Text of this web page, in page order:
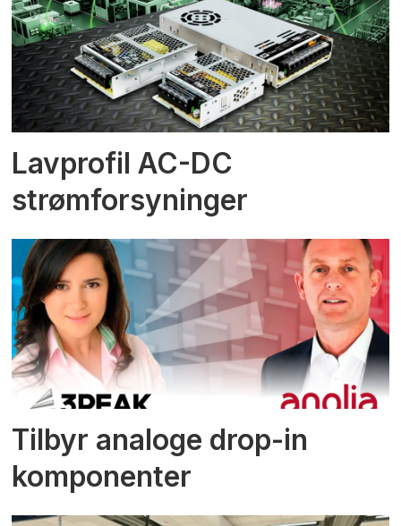
Lavprofil AC-DC
strømforsyninger
Tilbyr analoge drop-in
komponenter